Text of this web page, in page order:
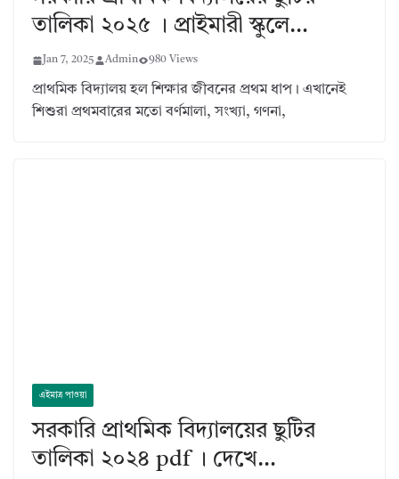
তালিকা ২০২৫ । প্রাইমারী স্কুলে…
Jan 7, 2025 Admin 980 Views
প্রাথমিক বিদ্যালয় হল শিক্ষার জীবনের প্রথম ধাপ। এখানেই
শিশুরা প্রথমবারের মতো বর্ণমালা, সংখ্যা, গণনা,
এইমাত্র পাওয়া
সরকারি প্রাথমিক বিদ্যালয়ের ছুটির
তালিকা ২০২৪ pdf । দেখে…